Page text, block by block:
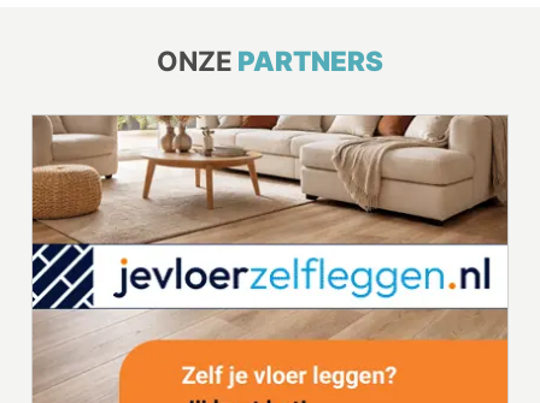
ONZE PARTNERS